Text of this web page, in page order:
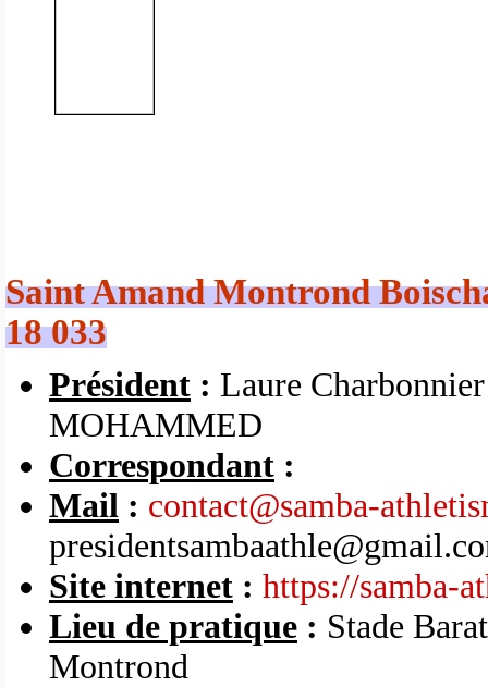
Saint Amand Montrond
18 033
Président : Laure
MOHAMMED
Correspondant :
Mail : contact@samba-
Site internet : https://samba-
Lieu de pratique : Stade
Montrond